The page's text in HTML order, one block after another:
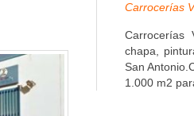
Carrocerías
Carrocerías
chapa,
San
1.000 m2